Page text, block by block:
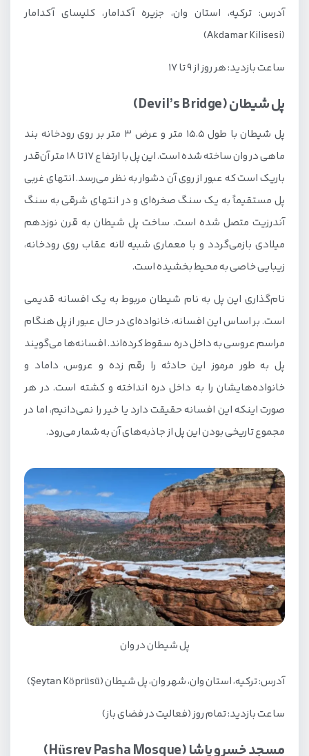
آدرس: ترکیه، استان وان، جزیره آکدامار، کلیسای آکدامار
(Akdamar Kilisesi)
ساعت بازدید: هر روز از 9 تا 17
پل شیطان (Devil’s Bridge)
پل شیطان با طول 15.5 متر و عرض 3 متر بر روی رودخانه بند
ماهی در وان ساخته شده است. این پل با ارتفاع 17 تا 18 متر آن‌قدر
باریک است که عبور از روی آن دشوار به نظر می‌رسد. انتهای غربی
پل مستقیماً به یک سنگ صخره‌ای و در انتهای شرقی به سنگ
آندرزیت متصل شده است. ساخت پل شیطان به قرن نوزدهم
میلادی بازمی‌گردد و با معماری شبیه لانه عقاب روی رودخانه،
زیبایی خاصی به محیط بخشیده است.
نام‌گذاری این پل به نام شیطان مربوط به یک افسانه قدیمی
است. بر اساس این افسانه، خانواده‌ای در حال عبور از پل هنگام
مراسم عروسی به داخل دره سقوط کرده‌اند. افسانه‌ها می‌گویند
پل به طور مرموز این حادثه را رقم زده و عروس، داماد و
خانواده‌هایشان را به داخل دره انداخته و کشته است. در هر
صورت اینکه این افسانه حقیقت دارد یا خیر را نمی‌دانیم، اما در
مجموع تاریخی بودن این پل از جاذبه‌های آن به شمار می‌رود.
پل شیطان در وان
آدرس: ترکیه، استان وان، شهر وان، پل شیطان (Şeytan Köprüsü)
ساعت بازدید: تمام روز (فعالیت در فضای باز)
مسجد خسرو پاشا (Hüsrev Pasha Mosque)